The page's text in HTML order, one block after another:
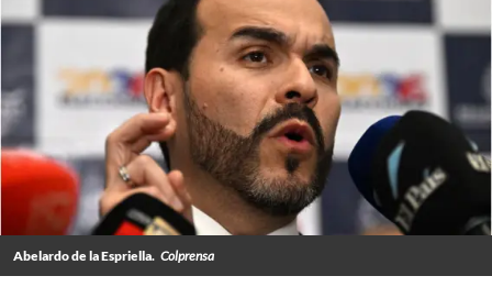
Abelardo de la Espriella. Colprensa